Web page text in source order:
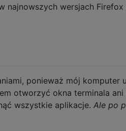
najnowszych wersjach Firefox
ponieważ mój komputer
otworzyć okna terminala
wszystkie aplikacje. Ale po